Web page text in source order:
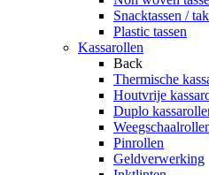
Snacktassen /
Plastic tassen
Kassarollen
Back
Thermische
Houtvrije
Duplo
Pinrollen
Geldverwerking